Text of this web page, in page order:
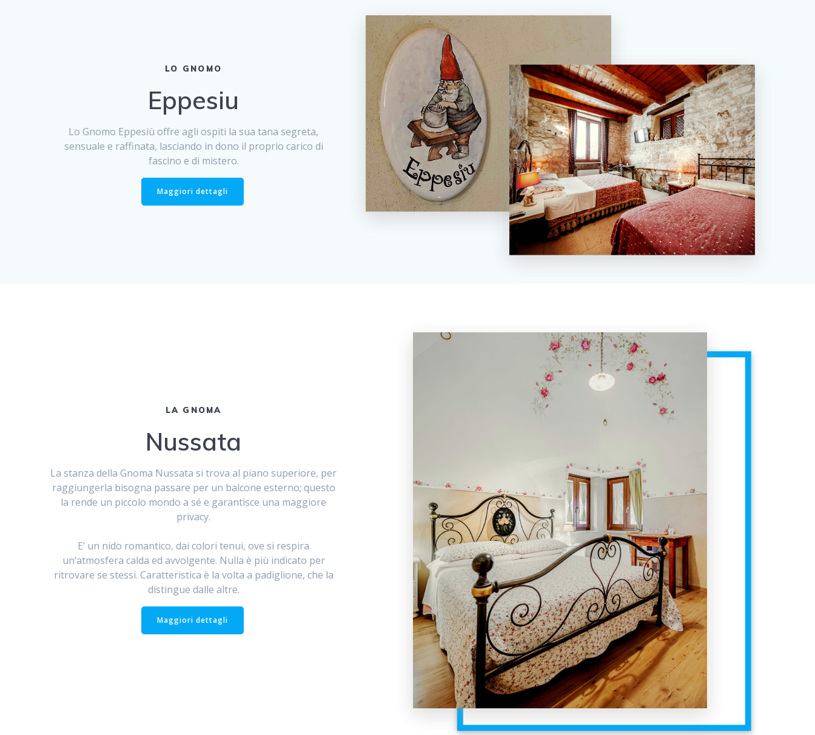
LO GNOMO
Eppesiu
Lo Gnomo Eppesiù offre agli ospiti la sua tana segreta,
sensuale e raffinata, lasciando in dono il proprio carico di
fascino e di mistero.
Maggiori dettagli
LA GNOMA
Nussata
La stanza della Gnoma Nussata si trova al piano superiore, per
raggiungerla bisogna passare per un balcone esterno; questo
la rende un piccolo mondo a sé e garantisce una maggiore
privacy.
E’ un nido romantico, dai colori tenui, ove si respira
un’atmosfera calda ed avvolgente. Nulla è più indicato per
ritrovare se stessi. Caratteristica è la volta a padiglione, che la
distingue dalle altre.
Maggiori dettagli